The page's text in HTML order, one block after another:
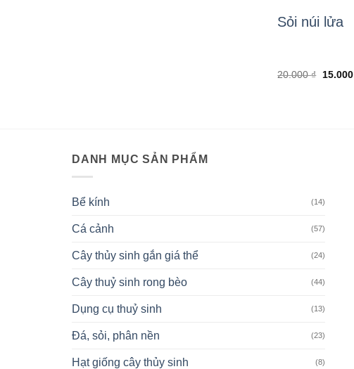
Sỏi núi lửa
20.000₫
Giá
15.000
DANH MỤC SẢN PHẨM
Bể kính (14)
Cá cảnh (57)
Cây thủy sinh gắn giá thể (24)
Cây thuỷ sinh rong bèo (44)
Dụng cụ thuỷ sinh (13)
Đá, sỏi, phân nền (23)
Hạt giống cây thủy sinh (8)